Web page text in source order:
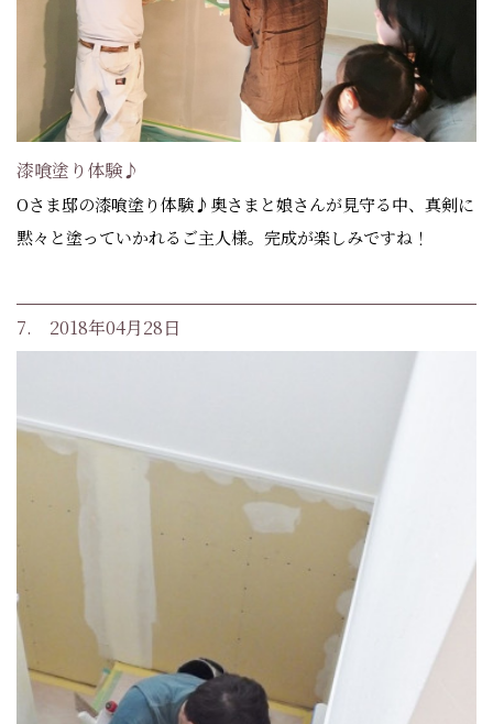
漆喰塗り体験♪
Oさま邸の漆喰塗り体験♪奥さまと娘さんが見守る中、真剣に
黙々と塗っていかれるご主人様。完成が楽しみですね！
7. 2018年04月28日